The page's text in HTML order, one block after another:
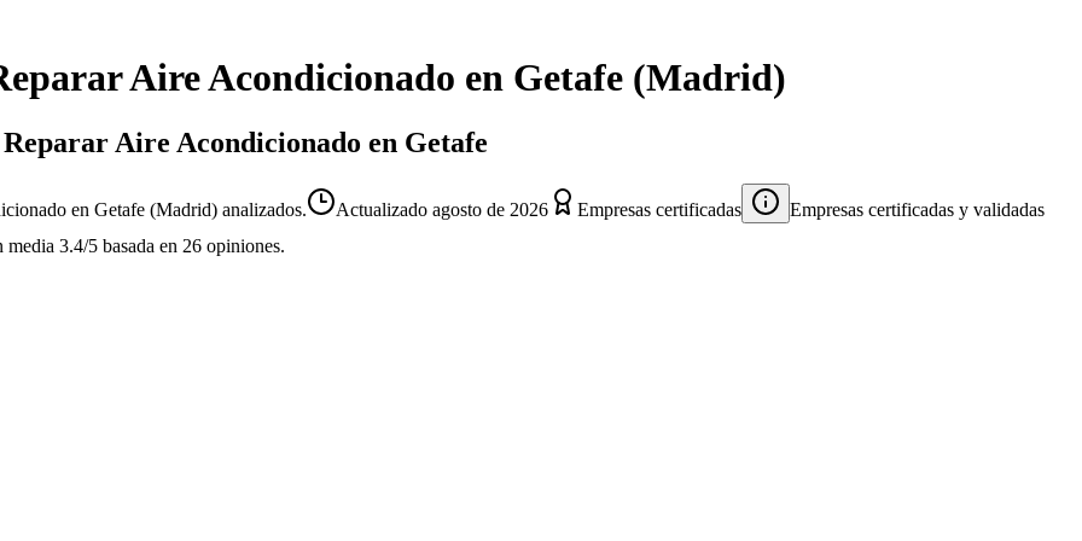
Aire Acondicionado en Getafe (Madrid)
Aire Acondicionado en Getafe
en Getafe (Madrid) analizados. Actualizado agosto de 2026 Empresas certificadas
Empresas certificadas y validadas
media 3.4/5 basada en 26 opiniones.